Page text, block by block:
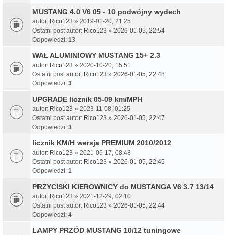
MUSTANG 4.0 V6 05 - 10 podwójny wydech
autor: Rico123 » 2019-01-20, 21:25
Ostatni post autor: Rico123 » 2026-01-05, 22:54
Odpowiedzi: 13
WAŁ ALUMINIOWY MUSTANG 15+ 2.3
autor: Rico123 » 2020-10-20, 15:51
Ostatni post autor: Rico123 » 2026-01-05, 22:48
Odpowiedzi: 3
UPGRADE licznik 05-09 km/MPH
autor: Rico123 » 2023-11-08, 01:25
Ostatni post autor: Rico123 » 2026-01-05, 22:47
Odpowiedzi: 3
licznik KM/H wersja PREMIUM 2010/2012
autor: Rico123 » 2021-06-17, 08:48
Ostatni post autor: Rico123 » 2026-01-05, 22:45
Odpowiedzi: 1
PRZYCISKI KIEROWNICY do MUSTANGA V6 3.7 13/14
autor: Rico123 » 2021-12-29, 02:10
Ostatni post autor: Rico123 » 2026-01-05, 22:44
Odpowiedzi: 4
LAMPY PRZÓD MUSTANG 10/12 tuningowe